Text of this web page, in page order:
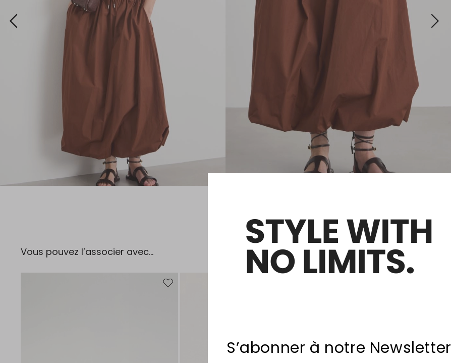
Vous pouvez l’associer avec…
Ajouter vers la liste de souhaits
S’abonner à notre Newsletter